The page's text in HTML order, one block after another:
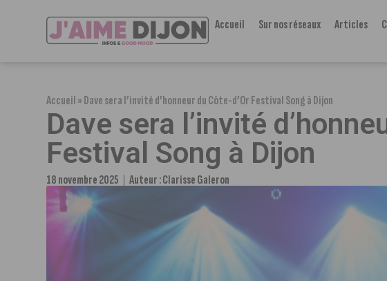
Accueil Sur nos réseaux Articles
Accueil»Dave sera l’invité d’honneur du Côte-d’Or Festival Song à Dijon
Dave sera l’invité
Festival Song à Dijon
18 novembre 2025 Auteur :Clarisse Galeron